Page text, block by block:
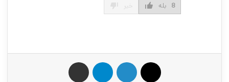
بله 8
لینکدین تلگرام